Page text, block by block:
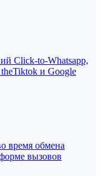
Click-to-Whatsapp,
и Google
время обмена
вызовов